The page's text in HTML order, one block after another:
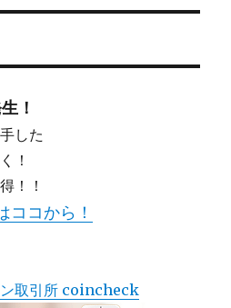
！
した
！
！！
ココから！
ン取引所 coincheck